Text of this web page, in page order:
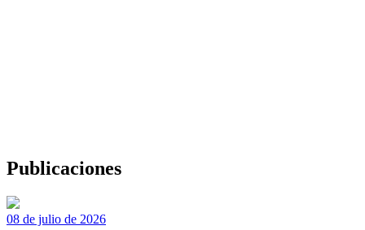
Publicaciones
08 de julio de 2026